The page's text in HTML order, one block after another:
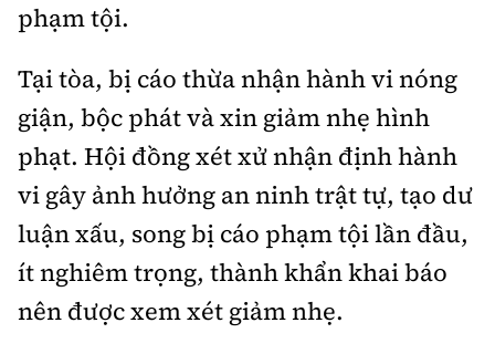
phạm tội.
Tại tòa, bị cáo thừa nhận hành vi nóng
giận, bộc phát và xin giảm nhẹ hình
phạt. Hội đồng xét xử nhận định hành
vi gây ảnh hưởng an ninh trật tự, tạo dư
luận xấu, song bị cáo phạm tội lần đầu,
ít nghiêm trọng, thành khẩn khai báo
nên được xem xét giảm nhẹ.